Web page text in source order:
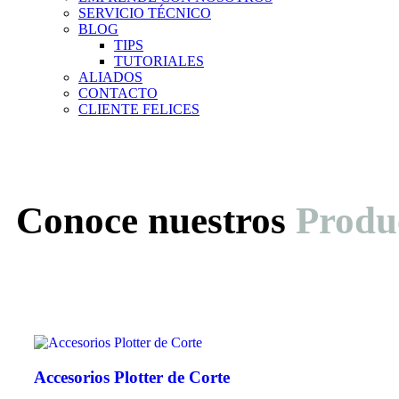
SERVICIO TÉCNICO
BLOG
TIPS
TUTORIALES
ALIADOS
CONTACTO
CLIENTE FELICES
Conoce nuestros
Accesorios Plotter de Corte